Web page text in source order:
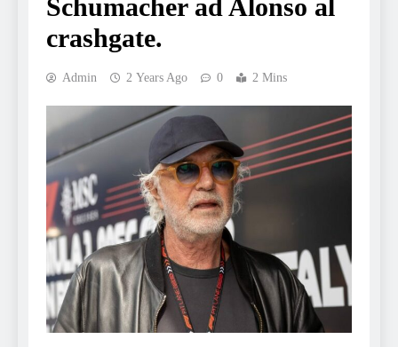
Schumacher ad Alonso al
crashgate.
Admin 2 Years Ago 0 2 Mins